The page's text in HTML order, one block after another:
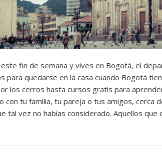
fin de semana y vives en Bogotá, el
para quedarse en la casa cuando Bogotá
los cerros hasta cursos gratis para
con tu familia, tu pareja o tus amigos, cerca
tal vez no habías considerado. Aquellos que